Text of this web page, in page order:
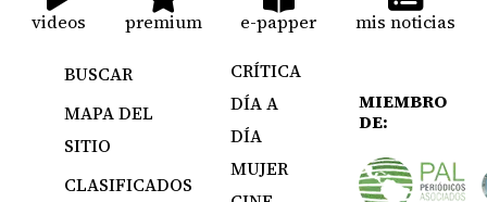
videos premium e-papper mis noticias
BUSCAR
MAPA DEL
SITIO
CLASIFICADOS
CRÍTICA
DÍA A
DÍA
MUJER
MIEMBRO
DE: